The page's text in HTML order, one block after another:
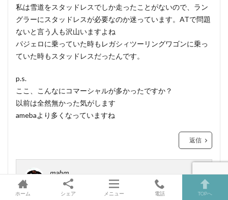
私は雪道をスタッドレスでしか走ったことがないので、ラン
グラーにスタッドレスが必要なのか迷っています。ATで問題
ないと言う人も沢山いますよね
パジェロに乗っていた時もレガシィツーリングワゴンに乗っ
ていた時もスタッドレスだったんです。
p.s.
ここ、こんなにコマーシャルが多かったですか？
以前は全然無かった気がします
amebaより多くなっていますね
返信
mahm
2021年2月22日 1:19 PM
ホーム シェア メニュー 電話 TOPへ